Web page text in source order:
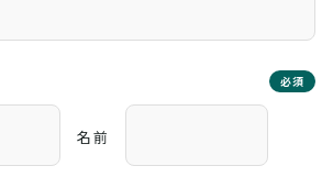
必須
名前